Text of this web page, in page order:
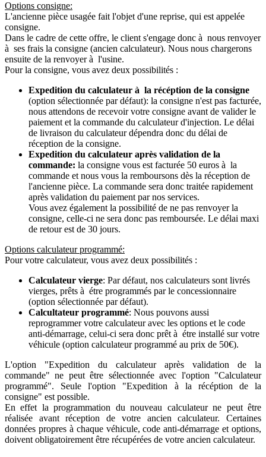
Options consigne:
L'ancienne pièce usagée fait l'objet d'une reprise, qui est appelée
consigne.
Dans le cadre de cette offre, le client s'engage donc à nous renvoyer
à ses frais la consigne (ancien calculateur). Nous nous chargerons
ensuite de la renvoyer à l'usine.
Pour la consigne, vous avez deux possibilités :
Expedition du calculateur à la récéption de la consigne
(option sélectionnée par défaut): la consigne n'est pas facturée,
nous attendons de recevoir votre consigne avant de valider le
paiement et la commande du calculateur d'injection. Le délai
de livraison du calculateur dépendra donc du délai de
réception de la consigne.
Expedition du calculateur après validation de la
commande: la consigne vous est facturée 50 euros à la
commande et nous vous la remboursons dès la réception de
l'ancienne pièce. La commande sera donc traitée rapidement
après validation du paiement par nos services.
Vous avez également la possibilité de ne pas renvoyer la
consigne, celle-ci ne sera donc pas remboursée. Le délai maxi
de retour est de 30 jours.
Options calculateur programmé:
Pour votre calculateur, vous avez deux possibilités :
Calculateur vierge: Par défaut, nos calculateurs sont livrés
vierges, prêts à étre programmés par le concessionnaire
(option sélectionnée par défaut).
Calcultateur programmé: Nous pouvons aussi
reprogrammer votre calculateur avec les options et le code
anti-démarrage, celui-ci sera donc prêt à étre installé sur votre
véhicule (option calculateur programmé au prix de 50€).
L'option "Expedition du calculateur après validation de la
commande" ne peut être sélectionnée avec l'option "Calculateur
programmé". Seule l'option "Expedition à la récéption de la
consigne" est possible.
En effet la programmation du nouveau calculateur ne peut être
réalisée avant réception de votre ancien calculateur. Certaines
données propres à chaque véhicule, code anti-démarrage et options,
doivent obligatoirement être récupérées de votre ancien calculateur.